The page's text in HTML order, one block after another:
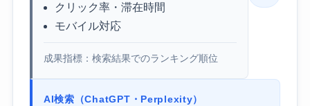
クリック率・滞在時間
モバイル対応
成果指標：検索結果でのランキング順位
AI検索（ChatGPT・Perplexity）